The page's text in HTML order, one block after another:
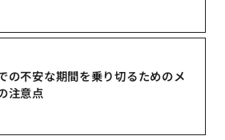
の不安な期間を乗り切るためのメ
注意点